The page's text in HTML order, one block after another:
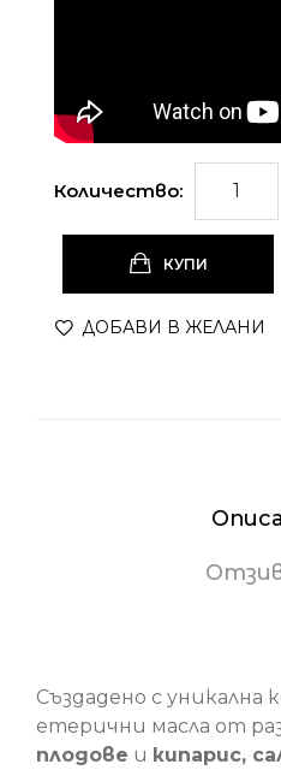
Количество:
КУПИ
ДОБАВИ В ЖЕЛАНИ
Създадено с уникална
етерични масла от
плодове и кипарис,